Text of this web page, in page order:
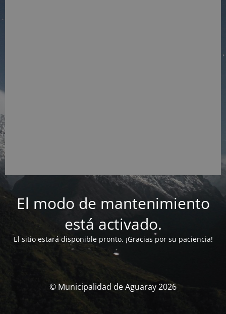
El modo de mantenimiento
está activado.
El sitio estará disponible pronto. ¡Gracias por su paciencia!
© Municipalidad de Aguaray 2026